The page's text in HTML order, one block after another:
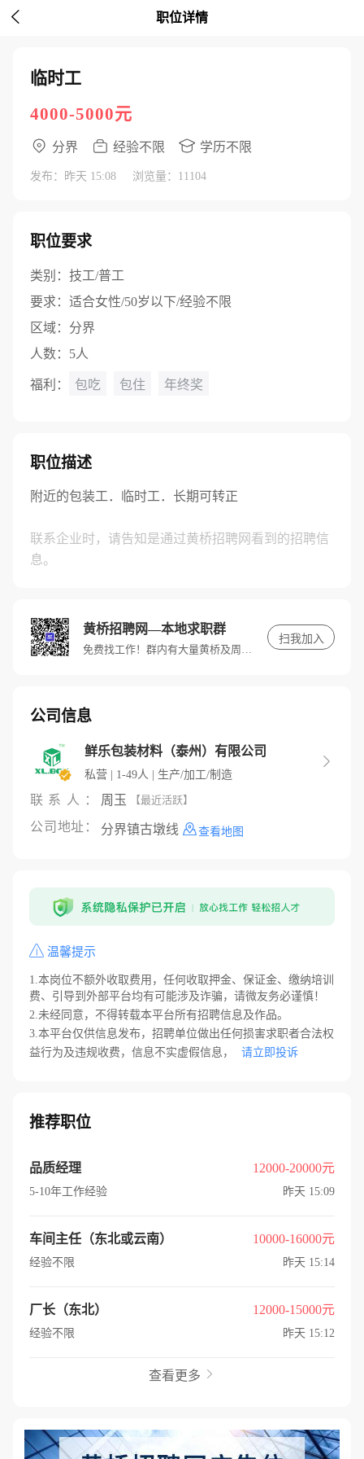
 职位详情
临时工
4000-5000元
分界 经验不限 学历不限
发布：昨天 15:08 浏览量：11104
职位要求
类别： 技工/普工
要求： 适合女性/50岁以下/经验不限
区域： 分界
人数： 5人
福利： 包吃 包住 年终奖
职位描述
附近的包装工．临时工．长期可转正
联系企业时，请告知是通过黄桥招聘网看到的招聘信
息。
黄桥招聘网—本地求职群
免费找工作！群内有大量黄桥及周边优质高薪岗位，快进群，带你找好工作。
扫我加入
公司信息
鲜乐包装材料（泰州）有限公司
私营 | 1-49人 | 生产/加工/制造

联系人： 周玉 【最近活跃】
公司地址： 分界镇古墩线 查看地图
温馨提示
1.本岗位不额外收取费用，任何收取押金、保证金、缴纳培训
费、引导到外部平台均有可能涉及诈骗，请微友务必谨慎！
2.未经同意，不得转载本平台所有招聘信息及作品。
3.本平台仅供信息发布，招聘单位做出任何损害求职者合法权
益行为及违规收费，信息不实虚假信息，
请立即投诉
推荐职位
品质经理 12000-20000元
5-10年工作经验 昨天 15:09
车间主任（东北或云南） 10000-16000元
经验不限 昨天 15:14
厂长（东北） 12000-15000元
经验不限 昨天 15:12
查看更多 